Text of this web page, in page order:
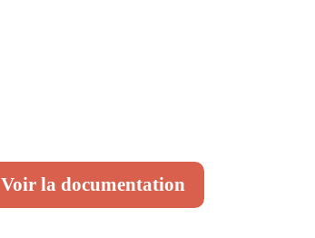
Voir la documentation